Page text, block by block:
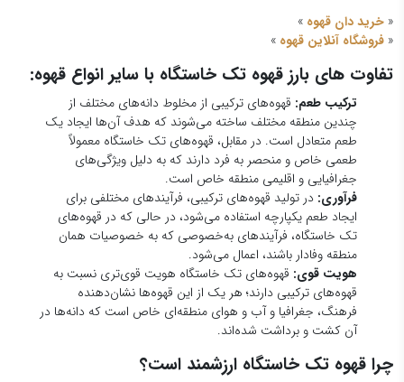
« خرید دان قهوه »
« فروشگاه آنلاین قهوه »
تفاوت های بارز قهوه تک خاستگاه با سایر انواع قهوه:
ترکیب طعم: قهوه‌های ترکیبی از مخلوط دانه‌های مختلف از
چندین منطقه مختلف ساخته می‌شوند که هدف آن‌ها ایجاد یک
طعم متعادل است. در مقابل، قهوه‌های تک خاستگاه معمولاً
طعمی خاص و منحصر به فرد دارند که به دلیل ویژگی‌های
جغرافیایی و اقلیمی منطقه خاص است.
فرآوری: در تولید قهوه‌های ترکیبی، فرآیندهای مختلفی برای
ایجاد طعم یکپارچه استفاده می‌شود، در حالی که در قهوه‌های
تک خاستگاه، فرآیندهای به‌خصوصی که به خصوصیات همان
منطقه وفادار باشند، اعمال می‌شود.
هویت قوی: قهوه‌های تک خاستگاه هویت قوی‌تری نسبت به
قهوه‌های ترکیبی دارند؛ هر یک از این قهوه‌ها نشان‌دهنده
فرهنگ، جغرافیا و آب و هوای منطقه‌ای خاص است که دانه‌ها در
آن کشت و برداشت شده‌اند.
چرا قهوه تک خاستگاه ارزشمند است؟